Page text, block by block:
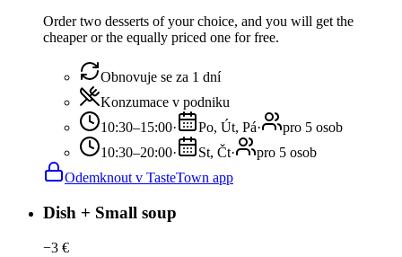
Order two desserts of your choice, and you will get the
cheaper or the equally priced one for free.
Obnovuje se za 1 dní
Konzumace v podniku
10:30–15:00· Po, Út, Pá·
pro 5 osob
10:30–20:00· St, Čt·
pro 5 osob
Odemknout v TasteTown app
Dish + Small soup
−3 €